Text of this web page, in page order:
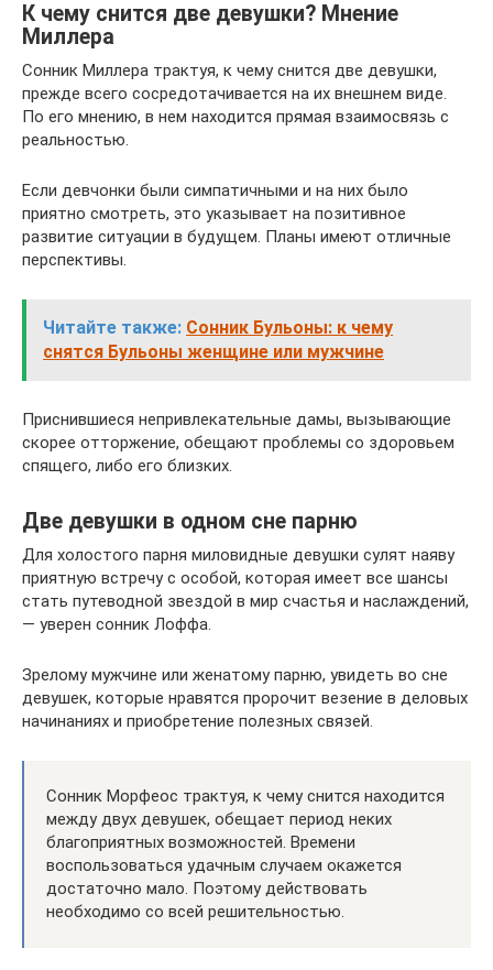
К чему снится две девушки? Мнение
Миллера
Сонник Миллера трактуя, к чему снится две девушки,
прежде всего сосредотачивается на их внешнем виде.
По его мнению, в нем находится прямая взаимосвязь с
реальностью.
Если девчонки были симпатичными и на них было
приятно смотреть, это указывает на позитивное
развитие ситуации в будущем. Планы имеют отличные
перспективы.
Читайте также: Сонник Бульоны: к чему
снятся Бульоны женщине или мужчине
Приснившиеся непривлекательные дамы, вызывающие
скорее отторжение, обещают проблемы со здоровьем
спящего, либо его близких.
Две девушки в одном сне парню
Для холостого парня миловидные девушки сулят наяву
приятную встречу с особой, которая имеет все шансы
стать путеводной звездой в мир счастья и наслаждений,
— уверен сонник Лоффа.
Зрелому мужчине или женатому парню, увидеть во сне
девушек, которые нравятся пророчит везение в деловых
начинаниях и приобретение полезных связей.
Сонник Морфеос трактуя, к чему снится находится
между двух девушек, обещает период неких
благоприятных возможностей. Времени
воспользоваться удачным случаем окажется
достаточно мало. Поэтому действовать
необходимо со всей решительностью.